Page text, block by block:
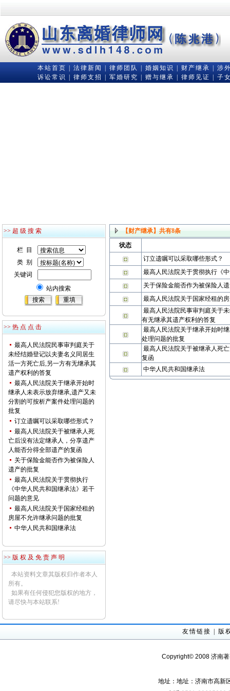
本站首页 法律新闻 律师团队 婚姻知识 财产继承
涉
诉讼常识
律师支招 军婚研究 赠与继承 律师见证 子
>> 超 级 搜 索
栏 目
类 别
关键词
站内搜索
>> 热 点 点 击
最高人民法院民事审判庭关于
未经结婚登记以夫妻名义同居生
活一方死亡后,另一方有无继承其
遗产权利的答复
最高人民法院关于继承开始时
继承人未表示放弃继承,遗产又未
分割的可按析产案件处理问题的
批复
订立遗嘱可以采取哪些形式？
最高人民法院关于被继承人死
亡后没有法定继承人，分享遗产
人能否分得全部遗产的复函
关于保险金能否作为被保险人
遗产的批复
最高人民法院关于贯彻执行
《中华人民共和国继承法》若干
问题的意见
最高人民法院关于国家经租的
房屋不允许继承问题的批复
中华人民共和国继承法
>> 版 权 及 免 责 声 明
本站资料文章其版权归作者本人
所有。
如果有任何侵犯您版权的地方，
请尽快与本站联系!
【财产继承】 共有8条
状态
订立遗嘱可以采取哪些形式？
最高人民法院关于贯彻执行《
关于保险金能否作为被保险人
最高人民法院关于国家经租的
最高人民法院民事审判庭关于
有无继承其遗产权利的答复
最高人民法院关于继承开始时
处理问题的批复
最高人民法院关于被继承人死
复函
中华人民共和国继承法
友情链接 版
Copyright© 2008 济南
地址：地址：济南市高新